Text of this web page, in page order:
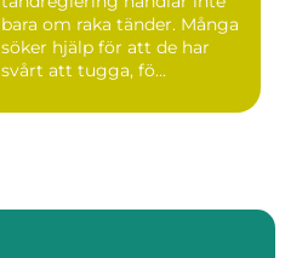
bara om raka tänder. Många
söker hjälp för att de har
svårt att tugga, fö...